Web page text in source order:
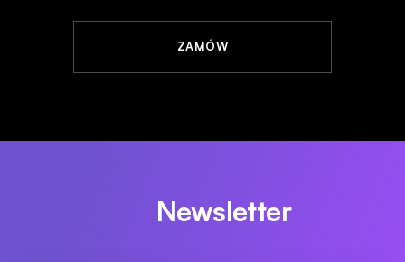
ZAMÓW
Newsletter